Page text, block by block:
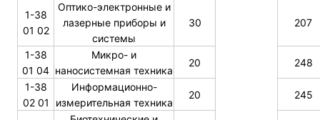
1-38
01 02
Оптико-электронные и
лазерные приборы и
системы
30 207
1-38
01 04
Микро- и
наносистемная техника
20
248
1-38
02 01
Информационно-
измерительная техника
20 245